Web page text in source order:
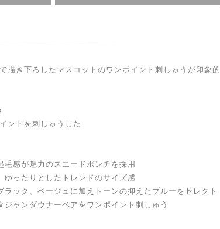
描き下ろしたマスコットのワンポイント刺しゅうが印象的
ントを刺しゅうした
感が魅力のスエードポンチを採用
ゆったりとしたトレンドのサイズ感
ック、ベージュに加えトーンの抑えたブルーをセレクト
ャンダウナーベアをワンポイント刺しゅう